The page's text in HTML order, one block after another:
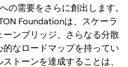
の需要をさらに創出します。
Foundationは、スケーラ
ーンブリッジ、さらなる分散
なロードマップを持ってい
トーンを達成することは、